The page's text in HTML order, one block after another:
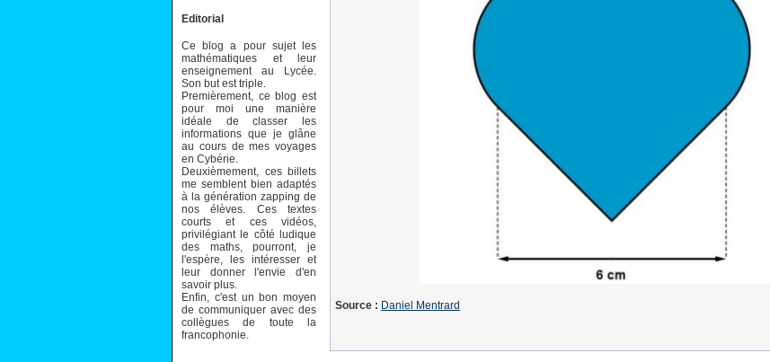
Editorial
Ce blog a pour sujet les
mathématiques et leur
enseignement au Lycée.
Son but est triple.
Premièrement, ce blog est
pour moi une manière
idéale de classer les
informations que je glâne
au cours de mes voyages
en Cybérie.
Deuxièmement, ces billets
me semblent bien adaptés
à la génération zapping de
nos élèves. Ces textes
courts et ces vidéos,
privilégiant le côté ludique
des maths, pourront, je
l'espère, les intéresser et
leur donner l'envie d'en
savoir plus.
Enfin, c'est un bon moyen
de communiquer avec des
collègues de toute la
francophonie.
Source : Daniel Mentrard